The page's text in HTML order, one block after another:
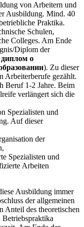
von Arbeitern und
Ausbildung. Mind. 40
Praktika.
Schulen,
Colleges. Am Ende
Diplom der
диплом о
). Zu dieser
Arbeiterberufe gezählt.
Beruf 1-2 Jahre. Beim
verlängert sich die
Spezialisten und
Auf dieser
der
Spezialisten und
Arbeiten
Ausbildung immer
der allgemeinen
Anteil des theoretischen